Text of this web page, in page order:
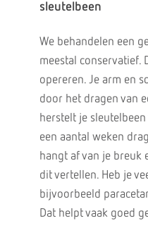
sleutelbeen
We behandelen een
meestal conservatief.
opereren. Je arm en
door het dragen van
herstelt je
een aantal weken
hangt af van je breuk
dit vertellen. Heb je
bijvoorbeeld
Dat helpt vaak goed